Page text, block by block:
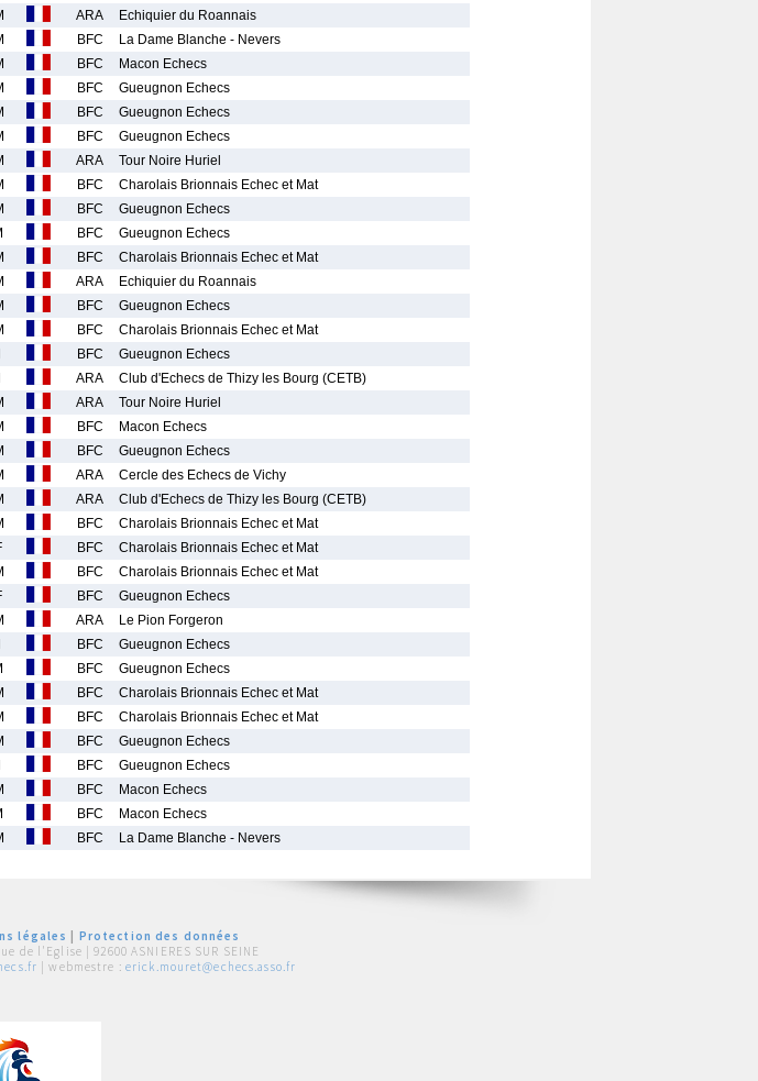
ARA
Echiquier du Roannais
BFC
La Dame Blanche - Nevers
BFC
Macon Echecs
BFC
Gueugnon Echecs
BFC
Gueugnon Echecs
BFC
Gueugnon Echecs
ARA
Tour Noire Huriel
BFC
Charolais Brionnais Echec et Mat
BFC
Gueugnon Echecs
BFC
Gueugnon Echecs
BFC
Charolais Brionnais Echec et Mat
ARA
Echiquier du Roannais
BFC
Gueugnon Echecs
BFC
Charolais Brionnais Echec et Mat
BFC
Gueugnon Echecs
ARA
Club d'Echecs de Thizy les Bourg (CETB)
ARA
Tour Noire Huriel
BFC
Macon Echecs
BFC
Gueugnon Echecs
ARA
Cercle des Echecs de Vichy
ARA
Club d'Echecs de Thizy les Bourg (CETB)
BFC
Charolais Brionnais Echec et Mat
BFC
Charolais Brionnais Echec et Mat
BFC
Charolais Brionnais Echec et Mat
BFC
Gueugnon Echecs
ARA
Le Pion Forgeron
BFC
Gueugnon Echecs
BFC
Gueugnon Echecs
BFC
Charolais Brionnais Echec et Mat
BFC
Charolais Brionnais Echec et Mat
BFC
Gueugnon Echecs
BFC
Gueugnon Echecs
BFC
Macon Echecs
BFC
Macon Echecs
BFC La Dame Blanche - Nevers
légales
Protection des données
de l'Eglise | 92600 ASNIERES SUR SEINE
| webmestre : erick.mouret@echecs.asso.fr